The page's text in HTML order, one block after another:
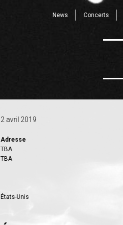
News Concerts
2 avril 2019
Adresse
TBA
TBA
États-Unis